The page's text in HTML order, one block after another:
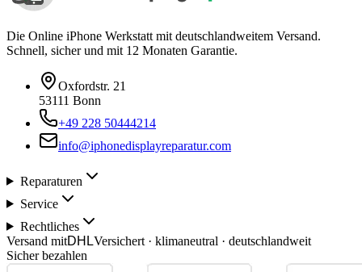
Die Online iPhone Werkstatt mit deutschlandweitem Versand.
Schnell, sicher und mit 12 Monaten Garantie.
Oxfordstr. 21
53111 Bonn
+49 228 50444214
info@iphonedisplayreparatur.com
Reparaturen
Service
Rechtliches
Versand mitDHLVersichert · klimaneutral · deutschlandweit
Sicher bezahlen